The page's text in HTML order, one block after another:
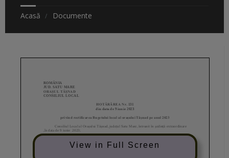
Acasă Documente
View in Full Screen